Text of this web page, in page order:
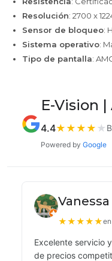
Resolución: 2700 x
Sensor de bloqueo:
Sistema operativo:
Tipo de pantalla:
E-Vision
4.4★ ★ ★ ★ ★
Powered by Google
★★★★★
Excelente servicio
de precios